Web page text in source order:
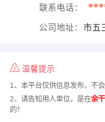
联系电话：
公司地址： 市五
温馨提示
1、本平台仅供信息发布，不
2、请告知用人单位，是在余
的！